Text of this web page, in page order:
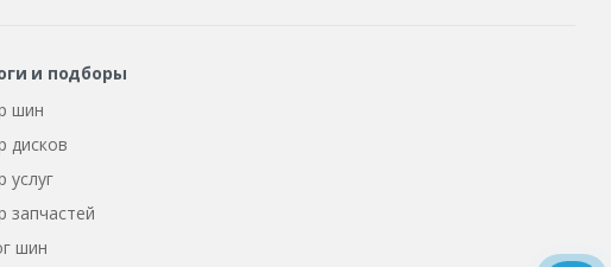
и подборы
шин
дисков
услуг
запчастей
шин